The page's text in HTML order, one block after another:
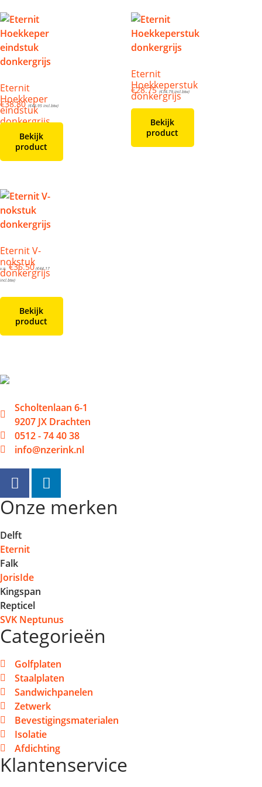
Eternit
Hoekkeper
eindstuk
donkergrijs
€38.80 (€46.95 incl.btw)
Bekijk
product
Eternit
Hoekkeperstuk
donkergrijs
€28.75 (€34.79incl.btw)
Bekijk
product
Eternit V-
nokstuk
donkergrijs
v.a. €36.50 (€44.17
incl.btw)
Bekijk
product
Scholtenlaan 6-1
9207 JX Drachten
0512 - 74 40 38
info@nzerink.nl
Onze merken
Delft
Eternit
Falk
JorisIde
Kingspan
Repticel
SVK Neptunus
Categorieën
Golfplaten
Staalplaten
Sandwichpanelen
Zetwerk
Bevestigingsmaterialen
Isolatie
Afdichting
Klantenservice